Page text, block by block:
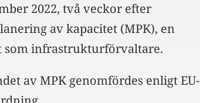
2022, två veckor efter
av kapacitet (MPK), en
som infrastrukturförvaltare.
av MPK genomfördes enligt EU-